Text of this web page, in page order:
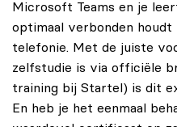
Microsoft Teams en je
optimaal verbonden houdt
telefonie. Met de juiste
zelfstudie is via officiële
training bij Startel) is dit
En heb je het eenmaal